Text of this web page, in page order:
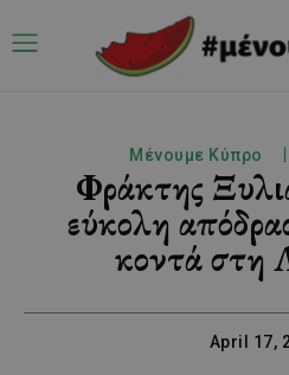
Μένουμε Κύπρο
Φράκτης
εύκολη
κοντά στη
April 17,